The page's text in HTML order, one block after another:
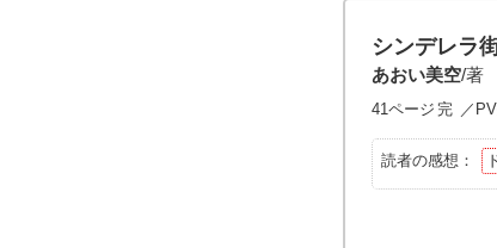
シンデレラ
あおい美空/著
41ページ 完 ／
読者の感想：